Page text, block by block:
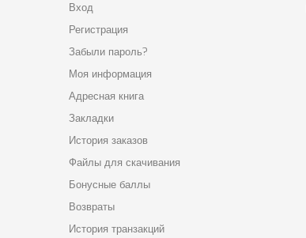
Вход
Регистрация
Забыли пароль?
Моя информация
Адресная книга
Закладки
История заказов
Файлы для скачивания
Бонусные баллы
Возвраты
История транзакций